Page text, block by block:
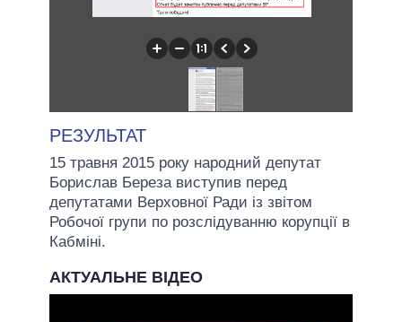
РЕЗУЛЬТАТ
15 травня 2015 року народний депутат
Борислав Береза виступив перед
депутатами Верховної Ради із звітом
Робочої групи по розслідуванню корупції в
Кабміні.
АКТУАЛЬНЕ ВІДЕО